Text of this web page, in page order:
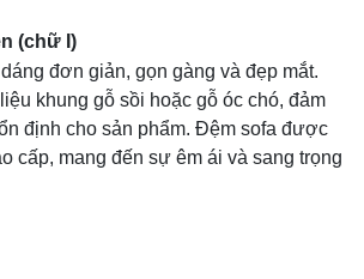
(chữ I)
đơn giản, gọn gàng và đẹp mắt.
khung gỗ sồi hoặc gỗ óc chó, đảm
định cho sản phẩm. Đệm sofa được
cấp, mang đến sự êm ái và sang trọng